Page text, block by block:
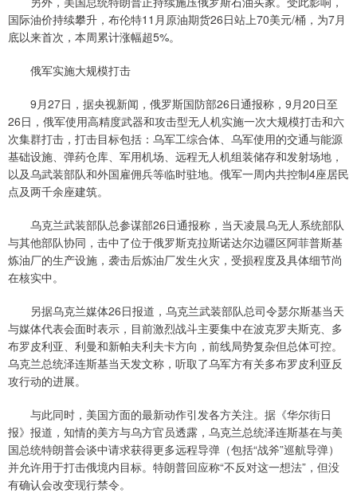
国际油价持续攀升，布伦特11月原油期货26日站上70美元/桶，为7月
底以来首次，本周累计涨幅超5%。
俄军实施大规模打击
9月27日，据央视新闻，俄罗斯国防部26日通报称，9月20日至
26日，俄军使用高精度武器和攻击型无人机实施一次大规模打击和六
次集群打击，打击目标包括：乌军工综合体、乌军使用的交通与能源
基础设施、弹药仓库、军用机场、远程无人机组装储存和发射场地，
以及乌武装部队和外国雇佣兵等临时驻地。俄军一周内共控制4座居民
点及两千余座建筑。
乌克兰武装部队总参谋部26日通报称，当天凌晨乌无人系统部队
与其他部队协同，击中了位于俄罗斯克拉斯诺达尔边疆区阿菲普斯基
炼油厂的生产设施，袭击后炼油厂发生火灾，受损程度及具体细节尚
在核实中。
另据乌克兰媒体26日报道，乌克兰武装部队总司令瑟尔斯基当天
与媒体代表会面时表示，目前激烈战斗主要集中在波克罗夫斯克、多
布罗皮利亚、利曼和新帕夫利夫卡方向，前线局势复杂但总体可控。
乌克兰总统泽连斯基当天发文称，听取了乌军方有关多布罗皮利亚反
攻行动的进展。
与此同时，美国方面的最新动作引发各方关注。据《华尔街日
报》报道，知情的美方与乌方官员透露，乌克兰总统泽连斯基在与美
国总统特朗普会谈中请求获得更多远程导弹（包括“战斧”巡航导弹）
并允许用于打击俄境内目标。特朗普回应称“不反对这一想法”，但没
有确认会改变现行禁令。